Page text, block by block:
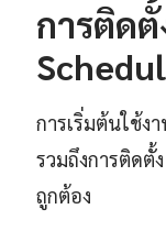
การติดตั้
การเริ่มต้นใช้ง
รวมถึงการติดตั้
ถูกต้อง